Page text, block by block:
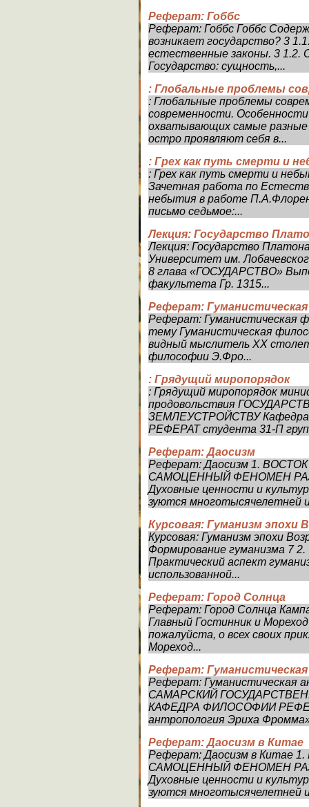
Реферат: Гоббс
Реферат: Гоббс Гоббс
возникает государство? 3
естественные законы. 3 1.2.
Государство: сущность,...
: Глобальные проблемы
: Глобальные проблемы
современности.
охватывающих самые разные
остро проявляют себя в...
: Грех как путь смерти и
: Грех как путь смерти и
Зачетная работа по
небытия в работе
письмо седьмое:...
Лекция: Государство
Лекция: Государство
Университет им.
8 глава «ГОСУДАРСТВО»
факультета Гр. 1315...
Реферат:
Реферат: Гуманистическая
тему Гуманистическая
видный мыслитель XX
философии Э.Фро...
: Грядущий миропорядок
: Грядущий миропорядок
продовольствия
ЗЕМЛЕУСТРОЙСТВУ Кафедра
РЕФЕРАТ студента 31-П
Реферат: Даосизм
Реферат: Даосизм 1.
САМОЦЕННЫЙ ФЕНОМЕН
Духовные ценности и
зуются многотысячелетней
Курсовая: Гуманизм эпохи
Курсовая: Гуманизм эпохи
Формирование гуманизма 7
Практический аспект
использованной...
Реферат: Город Солнца
Реферат: Город Солнца
Главный Гостинник и
пожалуйста, о всех своих
Мореход...
Реферат:
Реферат: Гуманистическая
САМАРСКИЙ
КАФЕДРА ФИЛОСОФИИ
антропология Эриха
Реферат: Даосизм в Китае
Реферат: Даосизм в Китае
САМОЦЕННЫЙ ФЕНОМЕН
Духовные ценности и
зуются многотысячелетней